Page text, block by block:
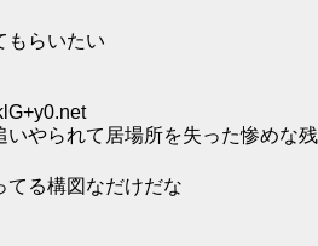
もらいたい
やられて居場所を失った惨めな残
てる構図なだけだな